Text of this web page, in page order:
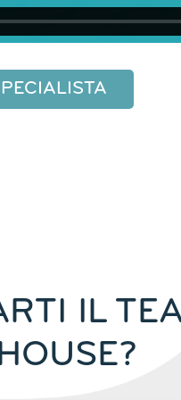
IL